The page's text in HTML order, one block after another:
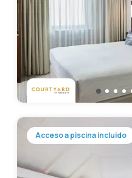
Acceso a piscina incluido